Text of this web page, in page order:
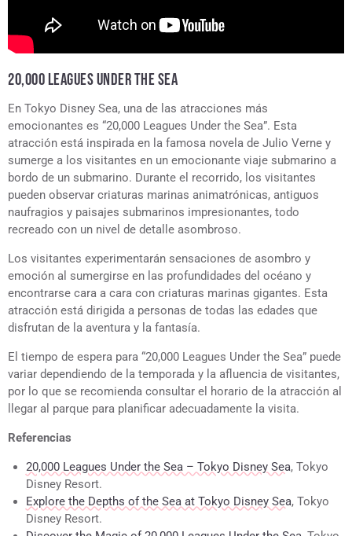
20,000 LEAGUES UNDER THE SEA
En Tokyo Disney Sea, una de las atracciones más
emocionantes es “20,000 Leagues Under the Sea”. Esta
atracción está inspirada en la famosa novela de Julio Verne y
sumerge a los visitantes en un emocionante viaje submarino a
bordo de un submarino. Durante el recorrido, los visitantes
pueden observar criaturas marinas animatrónicas, antiguos
naufragios y paisajes submarinos impresionantes, todo
recreado con un nivel de detalle asombroso.
Los visitantes experimentarán sensaciones de asombro y
emoción al sumergirse en las profundidades del océano y
encontrarse cara a cara con criaturas marinas gigantes. Esta
atracción está dirigida a personas de todas las edades que
disfrutan de la aventura y la fantasía.
El tiempo de espera para “20,000 Leagues Under the Sea” puede
variar dependiendo de la temporada y la afluencia de visitantes,
por lo que se recomienda consultar el horario de la atracción al
llegar al parque para planificar adecuadamente la visita.
Referencias
20,000 Leagues Under the Sea – Tokyo Disney Sea, Tokyo
Disney Resort.
Explore the Depths of the Sea at Tokyo Disney Sea, Tokyo
Disney Resort.